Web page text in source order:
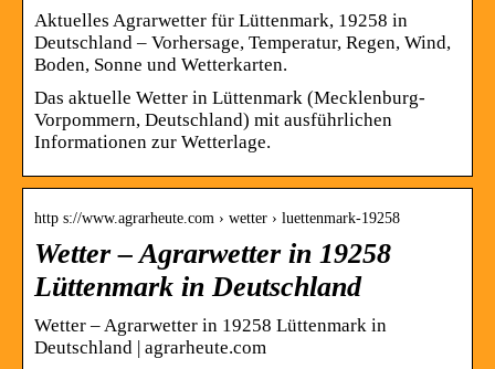
Aktuelles Agrarwetter für Lüttenmark, 19258 in
Deutschland – Vorhersage, Temperatur, Regen, Wind,
Boden, Sonne und Wetterkarten.
Das aktuelle Wetter in Lüttenmark (Mecklenburg-
Vorpommern, Deutschland) mit ausführlichen
Informationen zur Wetterlage.
http s://www.agrarheute.com › wetter › luettenmark-19258
Wetter – Agrarwetter in 19258
Lüttenmark in Deutschland
Wetter – Agrarwetter in 19258 Lüttenmark in
Deutschland | agrarheute.com